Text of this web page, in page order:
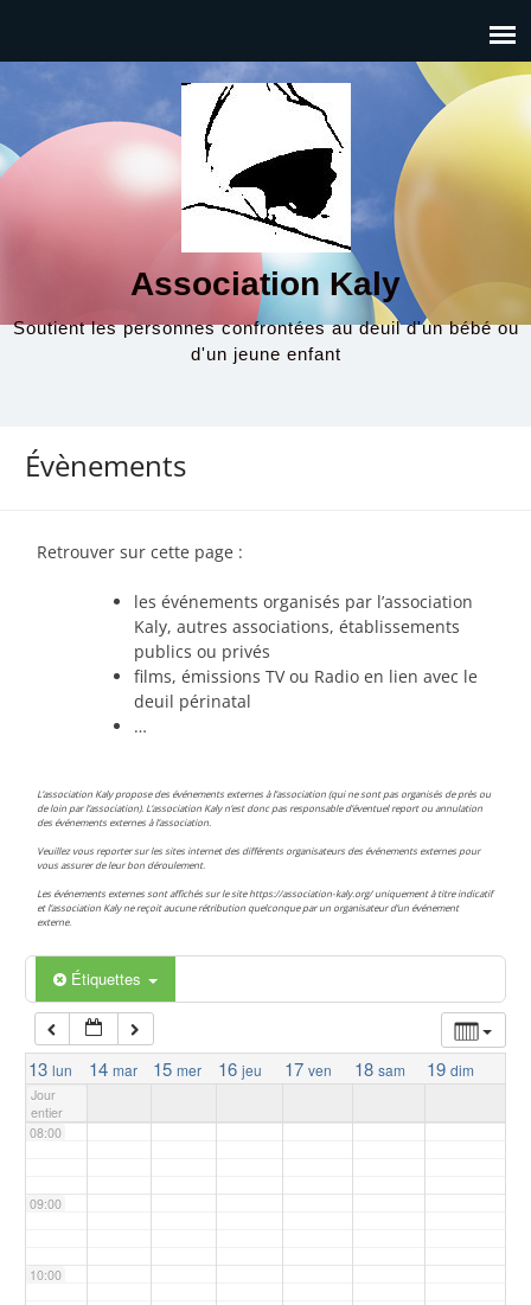
Association Kaly
Soutient les personnes confrontées au deuil d'un bébé ou
d'un jeune enfant
Évènements
Retrouver sur cette page :
les événements organisés par l’association
Kaly, autres associations, établissements
publics ou privés
films, émissions TV ou Radio en lien avec le
deuil périnatal
…
L’association Kaly propose des événements externes à l’association (qui ne sont pas organisés de près ou
de loin par l’association). L’association Kaly n’est donc pas responsable d’éventuel report ou annulation
des événements externes à l’association.
Veuillez vous reporter sur les sites internet des différents organisateurs des événements externes pour
vous assurer de leur bon déroulement.
Les événements externes sont affichés sur le site https://association-kaly.org/ uniquement à titre indicatif
et l’association Kaly ne reçoit aucune rétribution quelconque par un organisateur d’un événement
externe.
Étiquettes
13 lun 14 mar 15 mer 16 jeu 17 ven 18 sam 19 dim
Jour
entier
00:00
04:00
05:00
06:00
07:00
08:00
09:00
10:00